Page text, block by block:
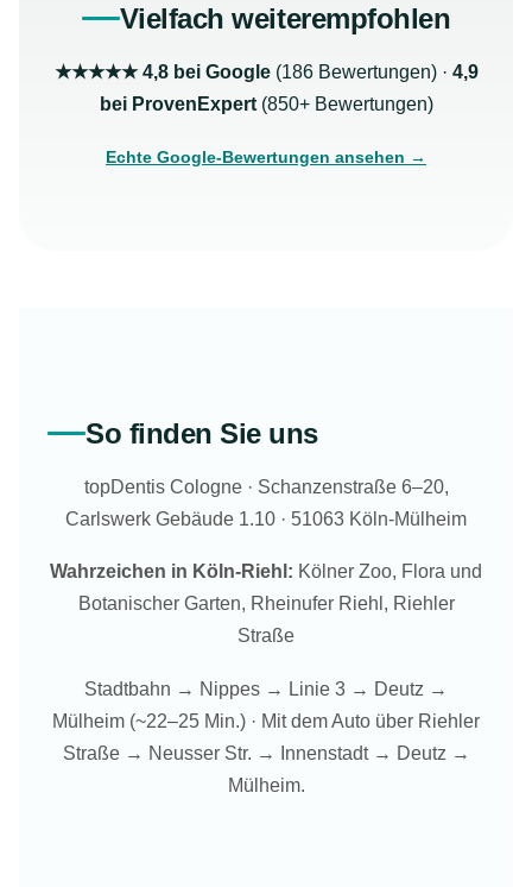
Vielfach weiterempfohlen
★★★★★ 4,8 bei Google(186 Bewertungen) · 4,9
bei ProvenExpert(850+ Bewertungen)
Echte Google-Bewertungen ansehen →
So finden Sie uns
topDentis Cologne · Schanzenstraße 6–20,
Carlswerk Gebäude 1.10 · 51063 Köln-Mülheim
Wahrzeichen in Köln-Riehl: Kölner Zoo, Flora und
Botanischer Garten, Rheinufer Riehl, Riehler
Straße
Stadtbahn → Nippes → Linie 3 → Deutz →
Mülheim (~22–25 Min.) · Mit dem Auto über Riehler
Straße → Neusser Str. → Innenstadt → Deutz →
Mülheim.